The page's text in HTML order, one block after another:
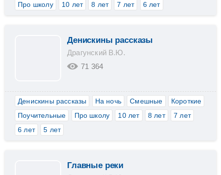
Про школу
10 лет 8 лет 7 лет 6 лет
Денискины рассказы
Драгунский В.Ю.
71 364
Денискины рассказы На ночь Смешные
Короткие
Поучительные
Про школу 10 лет 8 лет
7 лет
6 лет
5 лет
Главные реки